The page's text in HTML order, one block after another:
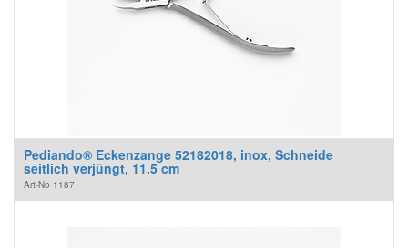
Pediando® Eckenzange 52182018, inox, Schneide
seitlich verjüngt, 11.5 cm
Art-No 1187